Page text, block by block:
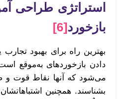
استراتژی طراحی
بازخورد[6]
بهترین راه برای بهبود تجارب
دادن بازخوردهای به‌موقع
می‌شود که آنها نقاط قوت و
بشناسند. همچنین